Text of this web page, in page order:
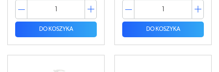
DO KOSZYKA DO KOSZYKA